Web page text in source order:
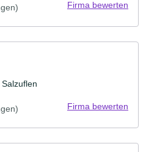
Firma bewerten
Firma bewerten